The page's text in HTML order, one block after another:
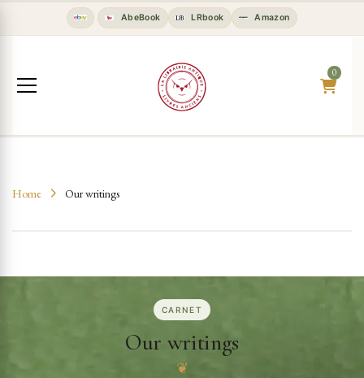
Antiquarian, Rare & Used Books |
AbeBook LRbook Amazon
0
Home Our writings
CARNET
Our writings
❦